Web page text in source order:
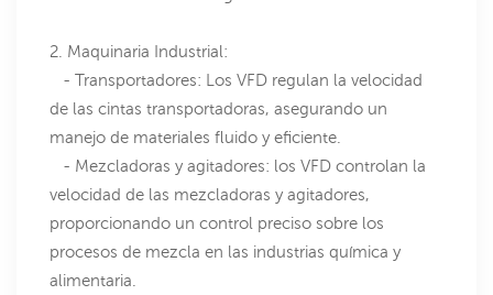
2. Maquinaria Industrial:
- Transportadores: Los VFD regulan la velocidad
de las cintas transportadoras, asegurando un
manejo de materiales fluido y eficiente.
- Mezcladoras y agitadores: los VFD controlan la
velocidad de las mezcladoras y agitadores,
proporcionando un control preciso sobre los
procesos de mezcla en las industrias química y
alimentaria.